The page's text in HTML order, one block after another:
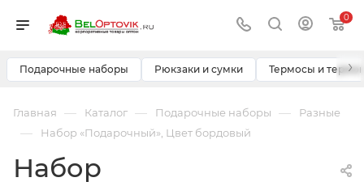
0
Подарочные наборы Рюкзаки и сумки Термосы и ›
Главная — Каталог — Подарочные наборы — Разные
— Набор «Подарочный», Цвет бордовый
Набор